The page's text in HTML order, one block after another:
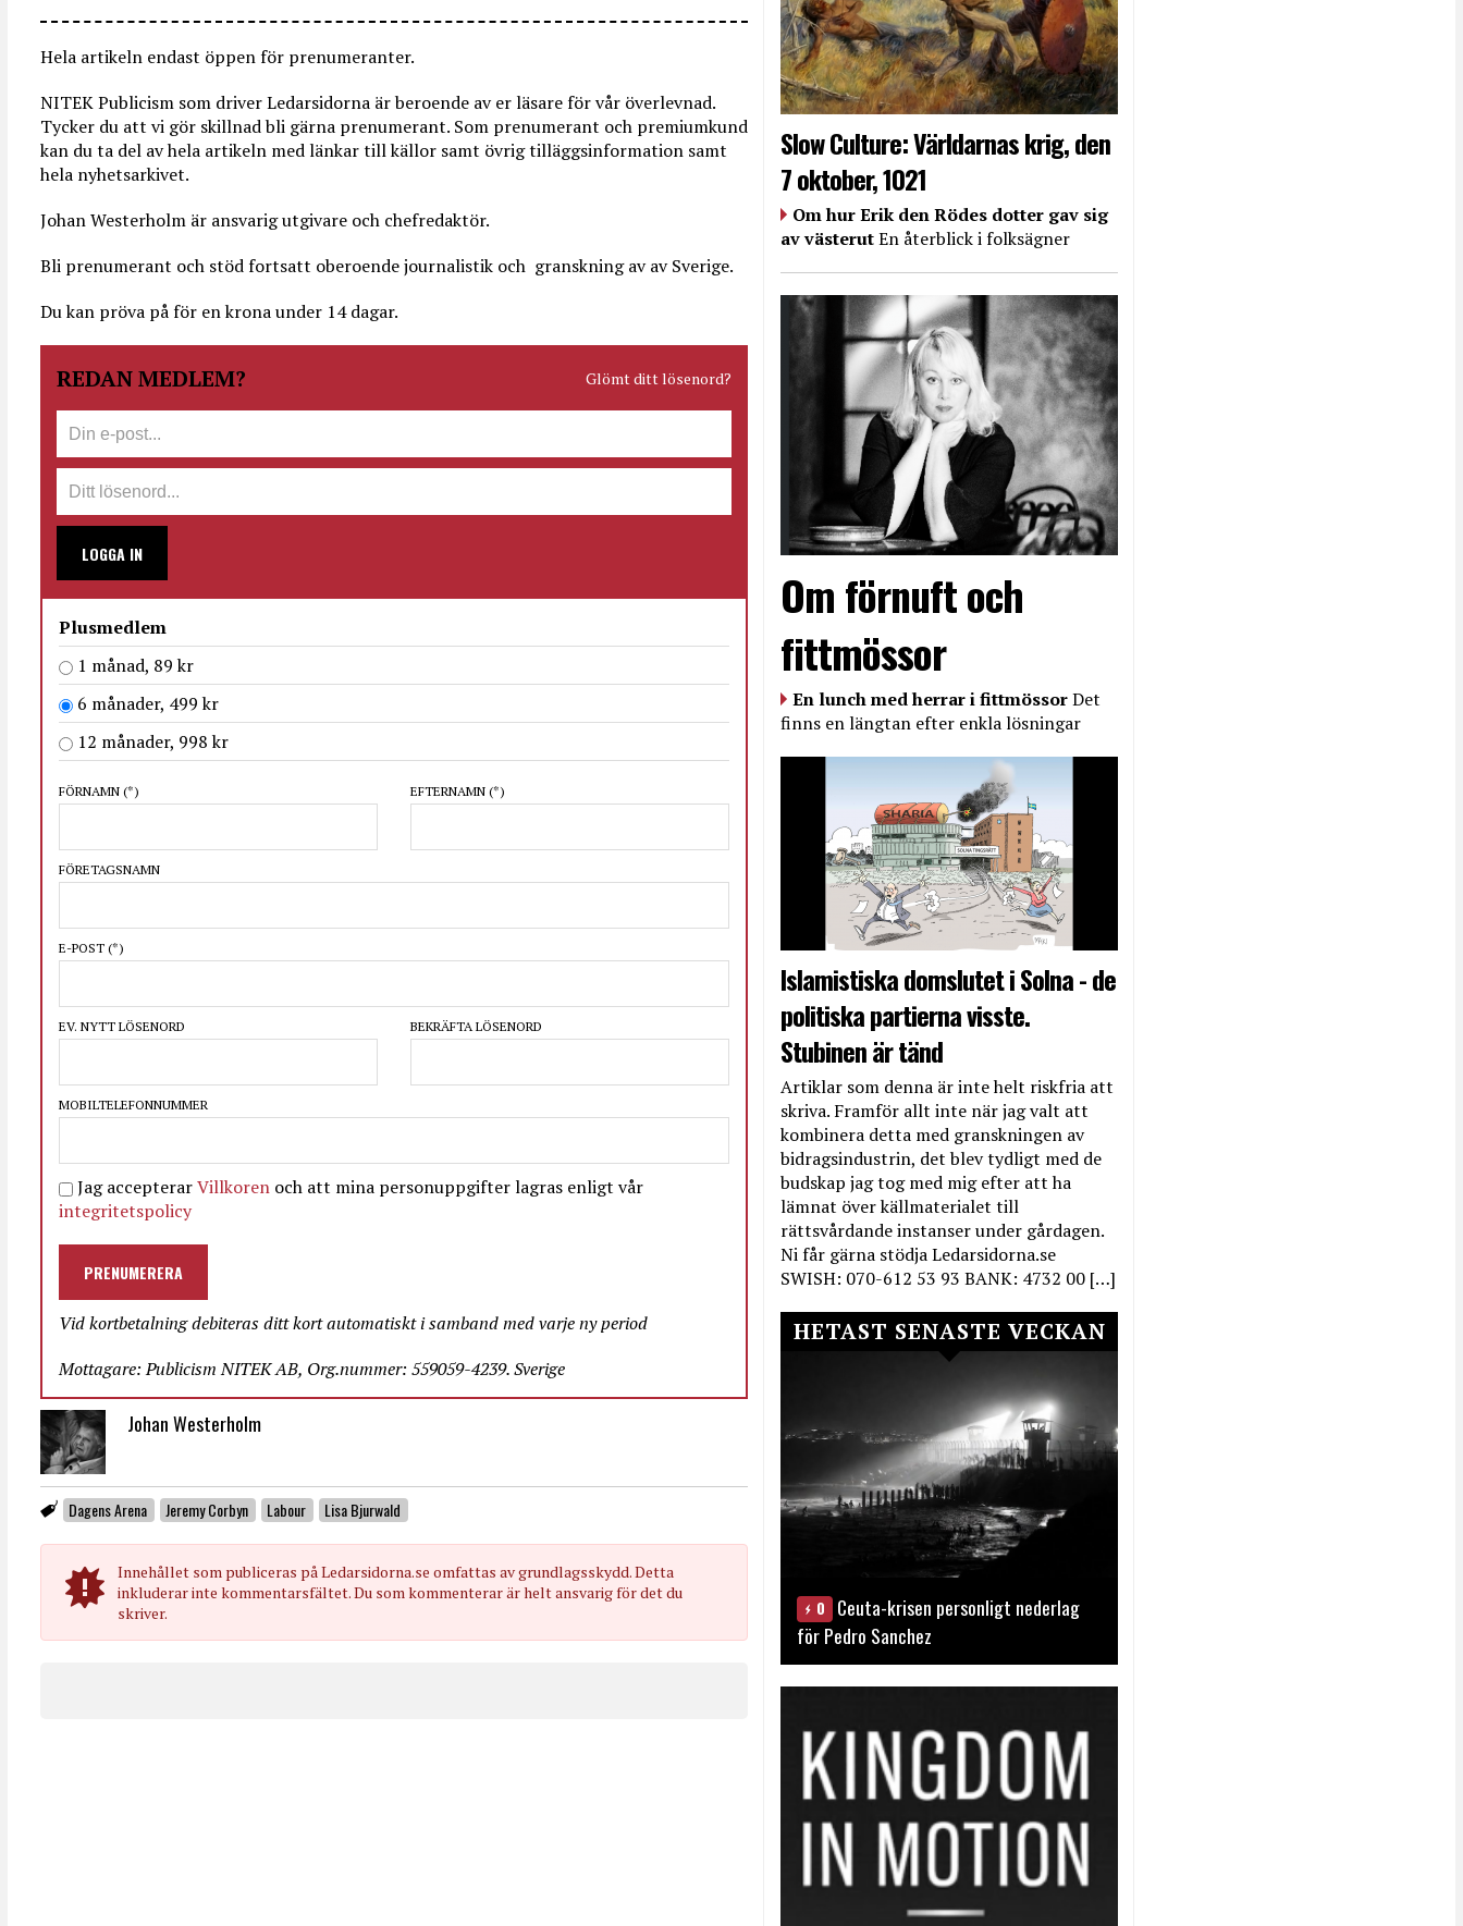
Hela artikeln endast öppen för prenumeranter.
NITEK Publicism som driver Ledarsidorna är beroende av er läsare för vår överlevnad.
Tycker du att vi gör skillnad bli gärna prenumerant. Som prenumerant och premiumkund
kan du ta del av hela artikeln med länkar till källor samt övrig tilläggsinformation samt
hela nyhetsarkivet.
Johan Westerholm är ansvarig utgivare och chefredaktör.
Bli prenumerant och stöd fortsatt oberoende journalistik och granskning av av Sverige.
Du kan pröva på för en krona under 14 dagar.
REDAN MEDLEM? Glömt ditt lösenord?
LOGGA IN
Plusmedlem
1 månad, 89 kr
6 månader, 499 kr
12 månader, 998 kr
FÖRNAMN (*) EFTERNAMN (*)
FÖRETAGSNAMN
E-POST (*)
EV. NYTT LÖSENORD BEKRÄFTA LÖSENORD
MOBILTELEFONNUMMER
Jag accepterarVillkoren och att mina personuppgifter lagras enligt vår
integritetspolicy
PRENUMERERA
Vid kortbetalning debiteras ditt kort automatiskt i samband med varje ny period
Mottagare: Publicism NITEK AB, Org.nummer: 559059-4239. Sverige
Johan Westerholm
Dagens Arena Jeremy Corbyn Labour Lisa Bjurwald
Innehållet som publiceras på Ledarsidorna.se omfattas av grundlagsskydd. Detta
inkluderar inte kommentarsfältet. Du som kommenterar är helt ansvarig för det du
skriver.
Slow Culture: Världarnas krig, den
7 oktober, 1021
Om hur Erik den Rödes dotter gav sig
av västerutEn återblick i folksägner
Om förnuft och
fittmössor
En lunch med herrar i fittmössorDet
finns en längtan efter enkla lösningar
Islamistiska domslutet i Solna - de
politiska partierna visste.
Stubinen är tänd
Artiklar som denna är inte helt riskfria att
skriva. Framför allt inte när jag valt att
kombinera detta med granskningen av
bidragsindustrin, det blev tydligt med de
budskap jag tog med mig efter att ha
lämnat över källmaterialet till
rättsvårdande instanser under gårdagen.
Ni får gärna stödja Ledarsidorna.se
SWISH: 070-612 53 93 BANK: 4732 00 […]
HETAST SENASTE VECKAN
0
Ceuta-krisen personligt nederlag
för Pedro Sanchez